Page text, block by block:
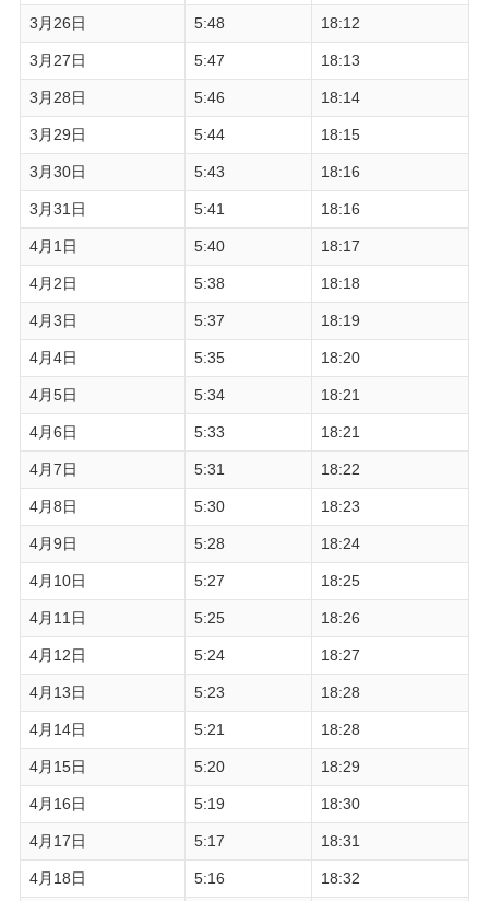
3月26日 5:48 18:12
3月27日 5:47 18:13
3月28日 5:46 18:14
3月29日 5:44 18:15
3月30日 5:43 18:16
3月31日 5:41 18:16
4月1日 5:40 18:17
4月2日 5:38 18:18
4月3日 5:37 18:19
4月4日 5:35 18:20
4月5日 5:34 18:21
4月6日 5:33 18:21
4月7日 5:31 18:22
4月8日 5:30 18:23
4月9日 5:28 18:24
4月10日 5:27 18:25
4月11日 5:25 18:26
4月12日 5:24 18:27
4月13日 5:23 18:28
4月14日 5:21 18:28
4月15日 5:20 18:29
4月16日 5:19 18:30
4月17日 5:17 18:31
4月18日 5:16 18:32